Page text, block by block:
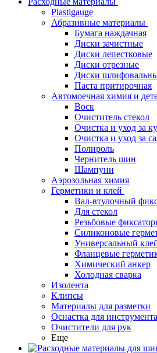
Plastigauge
Абразивные материалы
Бумага наждачная
Диски зачистные
Диски лепестковые
Диски отрезные
Диски
Паста притирочная
Автомоечная химия и
Воск
Очиститель стекол
Очистка и уход за
Очистка и уход за
Полироль
Чернитель шин
Шампуни
Аэрозольная химия
Герметики и клей
Вал-втулочный
Для стекол
Резьбовые
Силиконовые
Универсальный
Фланцевые
Химический анкер
Холодная сварка
Изолента
Клипсы
Материалы для разметки
Оснастка для инструмента
Очистители для рук
Еще